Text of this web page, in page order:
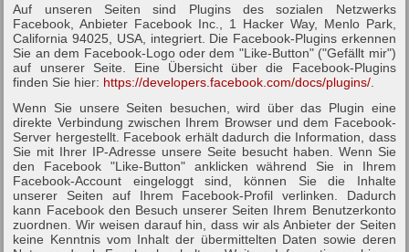
Auf unseren Seiten sind Plugins des sozialen Netzwerks
Facebook, Anbieter Facebook Inc., 1 Hacker Way, Menlo Park,
California 94025, USA, integriert. Die Facebook-Plugins erkennen
Sie an dem Facebook-Logo oder dem "Like-Button" ("Gefällt mir")
auf unserer Seite. Eine Übersicht über die Facebook-Plugins
finden Sie hier: https://developers.facebook.com/docs/plugins/
Wenn Sie unsere Seiten besuchen, wird über das Plugin eine
direkte Verbindung zwischen Ihrem Browser und dem Facebook-
Server hergestellt. Facebook erhält dadurch die Information, dass
Sie mit Ihrer IP-Adresse unsere Seite besucht haben. Wenn Sie
den Facebook "Like-Button" anklicken während Sie in Ihrem
Facebook-Account eingeloggt sind, können Sie die Inhalte
unserer Seiten auf Ihrem Facebook-Profil verlinken. Dadurch
kann Facebook den Besuch unserer Seiten Ihrem Benutzerkonto
zuordnen. Wir weisen darauf hin, dass wir als Anbieter der Seiten
keine Kenntnis vom Inhalt der übermittelten Daten sowie deren